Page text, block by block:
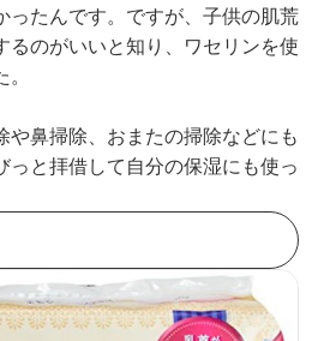
ったんです。ですが、子供の肌荒
るのがいいと知り、ワセリンを使
や鼻掃除、おまたの掃除などにも
っと拝借して自分の保湿にも使っ